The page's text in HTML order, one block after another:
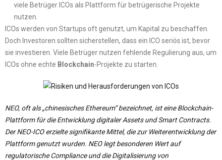
viele Betrüger ICOs als Plattform für betrügerische Projekte
nutzen.
ICOs werden von Startups oft genutzt, um Kapital zu beschaffen.
Doch Investoren sollten sicherstellen, dass ein ICO seriös ist, bevor
sie investieren. Viele Betrüger nutzen fehlende Regulierung aus, um
ICOs ohne echte Blockchain-Projekte zu starten.
NEO, oft als „chinesisches Ethereum“ bezeichnet, ist eine Blockchain-
Plattform für die Entwicklung digitaler Assets und Smart Contracts.
Der NEO-ICO erzielte signifikante Mittel, die zur Weiterentwicklung der
Plattform genutzt wurden. NEO legt besonderen Wert auf
regulatorische Compliance und die Digitalisierung von